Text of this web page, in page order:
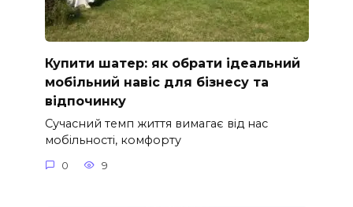
Купити шатер: як обрати ідеальний
мобільний навіс для бізнесу та
відпочинку
Сучасний темп життя вимагає від нас
мобільності, комфорту
0 9